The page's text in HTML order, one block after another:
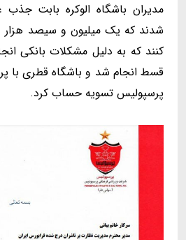
مدیران باشگاه الوکره بابت
شدند که یک میلیون و سیصد هزار
کنند که به دلیل مشکلات بانکی
قسط انجام شد و باشگاه قطری با
پرسپولیس تسویه حساب کرد.